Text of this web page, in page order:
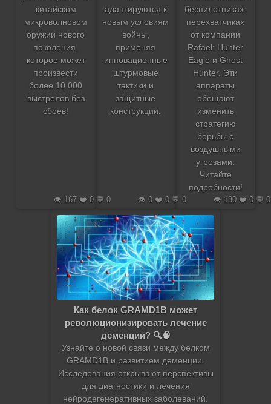
китайском
микроволновом
оружии нового
поколения,
которое может
произвести
более 10 000
выстрелов без
сбоев!
👁️ 167 ❤️ 0 💬 0
адаптируются к
новым условиям
войны,
применяя
инновационные
штурмовые
тактики и
защитные
конструкции.
👁️ 0 ❤️ 0 💬 0
беспилотниках-
перехватчиках
от компании
Rafael: Hunter
Eagle и Ghost
Hunter. Эти
аппараты
обещают
изменить
стратегию
борьбы с
воздушными
угрозами.
Читайте
подробности!
👁️ 130 ❤️ 0 💬 0
Как белок GRAMD1B может
революционизировать лечение
деменции? 🔍🧠
Узнайте о новой связи между белком
GRAMD1B и развитием деменции.
Исследования открывают перспективы
для диагностики и лечения
нейродегенеративных заболеваний.